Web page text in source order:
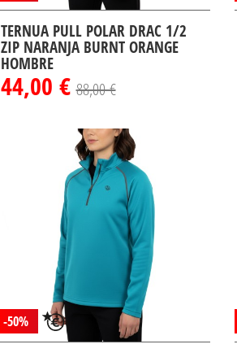
TERNUA PULL POLAR DRAC 1/2
ZIP NARANJA BURNT ORANGE
HOMBRE
44,00 €88,00 €
-50%